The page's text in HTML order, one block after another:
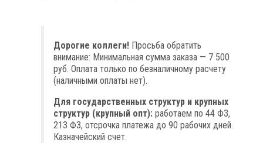
Дорогие коллеги! Просьба обратить
внимание: Минимальная сумма заказа — 7 500
руб. Оплата только по безналичному расчету
(наличными оплаты нет).
Для государственных структур и крупных
структур (крупный опт): работаем по 44 ФЗ,
213 ФЗ, отсрочка платежа до 90 рабочих дней.
Казначейский счет.